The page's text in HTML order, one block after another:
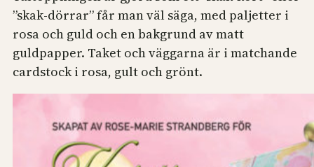
”skak-dörrar” får man väl säga, med paljetter i
rosa och guld och en bakgrund av matt
guldpapper. Taket och väggarna är i matchande
cardstock i rosa, gult och grönt.